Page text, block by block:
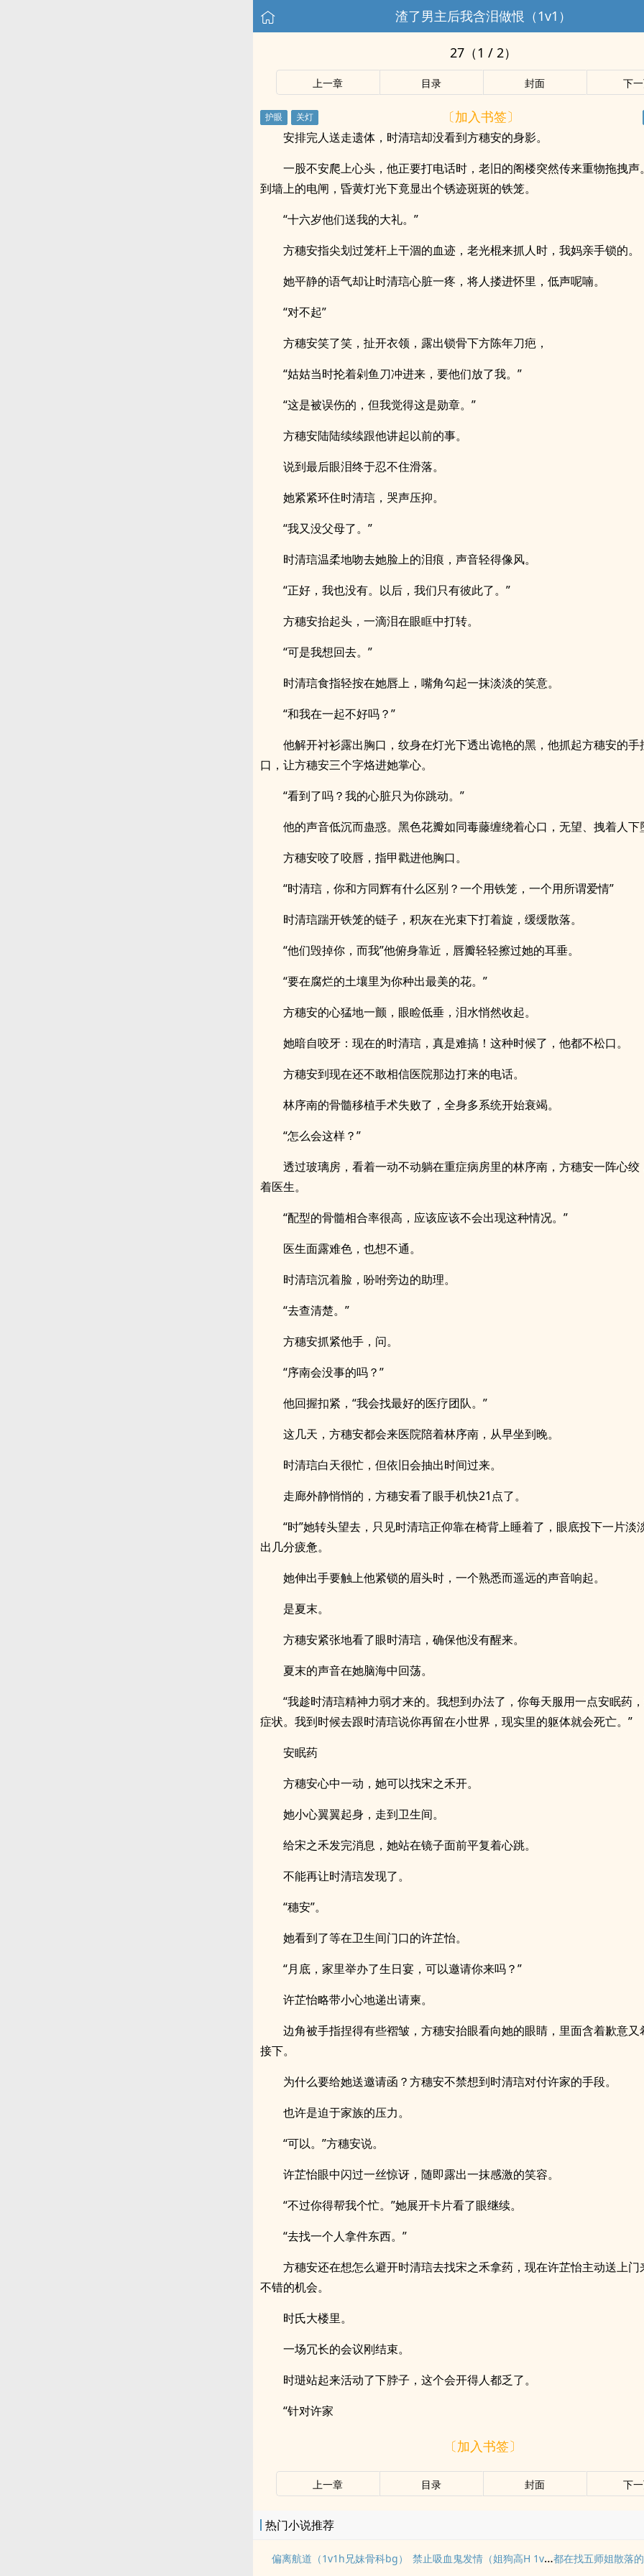
渣了男主后我含泪做恨（1v1）
27（1 / 2）
上一章 目录 封面 下
〔加入书签〕
安排完人送走遗体，时清琂却没看到方穗安的身影。
一股不安爬上心头，他正要打电话时，老旧的阁楼突然传来重物拖拽声
到墙上的电闸，昏黄灯光下竟显出个锈迹斑斑的铁笼。
“十六岁他们送我的大礼。”
方穗安指尖划过笼杆上干涸的血迹，老光棍来抓人时，我妈亲手锁的。
她平静的语气却让时清琂心脏一疼，将人搂进怀里，低声呢喃。
“对不起”
方穗安笑了笑，扯开衣领，露出锁骨下方陈年刀疤，
“姑姑当时抡着剁鱼刀冲进来，要他们放了我。”
“这是被误伤的，但我觉得这是勋章。”
方穗安陆陆续续跟他讲起以前的事。
说到最后眼泪终于忍不住滑落。
她紧紧环住时清琂，哭声压抑。
“我又没父母了。”
时清琂温柔地吻去她脸上的泪痕，声音轻得像风。
“正好，我也没有。以后，我们只有彼此了。”
方穗安抬起头，一滴泪在眼眶中打转。
“可是我想回去。”
时清琂食指轻按在她唇上，嘴角勾起一抹淡淡的笑意。
“和我在一起不好吗？”
他解开衬衫露出胸口，纹身在灯光下透出诡艳的黑，他抓起方穗安的手
口，让方穗安三个字烙进她掌心。
“看到了吗？我的心脏只为你跳动。”
他的声音低沉而蛊惑。黑色花瓣如同毒藤缠绕着心口，无望、拽着人下
方穗安咬了咬唇，指甲戳进他胸口。
“时清琂，你和方同辉有什么区别？一个用铁笼，一个用所谓爱情”
时清琂踹开铁笼的链子，积灰在光束下打着旋，缓缓散落。
“他们毁掉你，而我”他俯身靠近，唇瓣轻轻擦过她的耳垂。
“要在腐烂的土壤里为你种出最美的花。”
方穗安的心猛地一颤，眼睑低垂，泪水悄然收起。
她暗自咬牙：现在的时清琂，真是难搞！这种时候了，他都不松口。
方穗安到现在还不敢相信医院那边打来的电话。
林序南的骨髓移植手术失败了，全身多系统开始衰竭。
“怎么会这样？”
透过玻璃房，看着一动不动躺在重症病房里的林序南，方穗安一阵心绞
着医生。
“配型的骨髓相合率很高，应该应该不会出现这种情况。”
医生面露难色，也想不通。
时清琂沉着脸，吩咐旁边的助理。
“去查清楚。”
方穗安抓紧他手，问。
“序南会没事的吗？”
他回握扣紧，“我会找最好的医疗团队。”
这几天，方穗安都会来医院陪着林序南，从早坐到晚。
时清琂白天很忙，但依旧会抽出时间过来。
走廊外静悄悄的，方穗安看了眼手机快21点了。
“时”她转头望去，只见时清琂正仰靠在椅背上睡着了，眼底投下一片淡
出几分疲惫。
她伸出手要触上他紧锁的眉头时，一个熟悉而遥远的声音响起。
是夏末。
方穗安紧张地看了眼时清琂，确保他没有醒来。
夏末的声音在她脑海中回荡。
“我趁时清琂精神力弱才来的。我想到办法了，你每天服用一点安眠药
症状。我到时候去跟时清琂说你再留在小世界，现实里的躯体就会死亡。”
安眠药
方穗安心中一动，她可以找宋之禾开。
她小心翼翼起身，走到卫生间。
给宋之禾发完消息，她站在镜子面前平复着心跳。
不能再让时清琂发现了。
“穗安”。
她看到了等在卫生间门口的许芷怡。
“月底，家里举办了生日宴，可以邀请你来吗？”
许芷怡略带小心地递出请柬。
边角被手指捏得有些褶皱，方穗安抬眼看向她的眼睛，里面含着歉意又
接下。
为什么要给她送邀请函？方穗安不禁想到时清琂对付许家的手段。
也许是迫于家族的压力。
“可以。”方穗安说。
许芷怡眼中闪过一丝惊讶，随即露出一抹感激的笑容。
“不过你得帮我个忙。”她展开卡片看了眼继续。
“去找一个人拿件东西。”
方穗安还在想怎么避开时清琂去找宋之禾拿药，现在许芷怡主动送上门
不错的机会。
时氏大楼里。
一场冗长的会议刚结束。
时琎站起来活动了下脖子，这个会开得人都乏了。
“针对许家
〔加入书签〕
上一章 目录 封面 下
热门小说推荐
偏离航道（1v1h兄妹骨科bg） 禁止吸血鬼发情（姐狗高H 1v1）都在找五师姐散落